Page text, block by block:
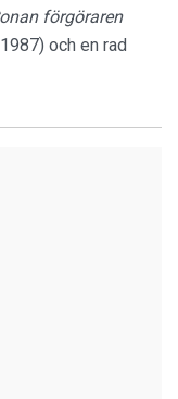
förgöraren
och en rad